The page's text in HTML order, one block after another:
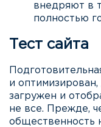
внедряют в
полностью
Тест сайта
и
загружен и
не все. Прежде,
общественность